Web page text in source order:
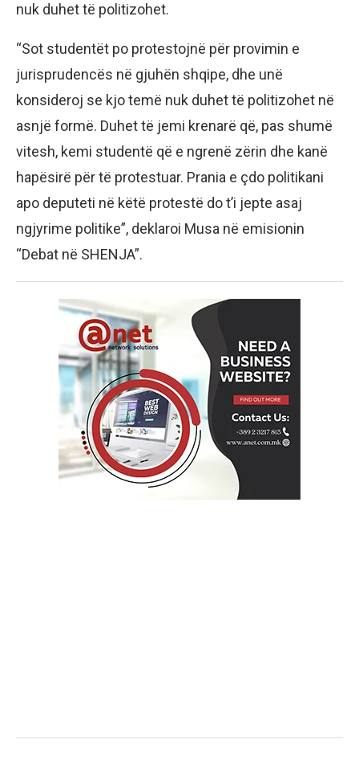
nuk duhet të politizohet.
“Sot studentët po protestojnë për provimin e
jurisprudencës në gjuhën shqipe, dhe unë
konsideroj se kjo temë nuk duhet të politizohet në
asnjë formë. Duhet të jemi krenarë që, pas shumë
vitesh, kemi studentë që e ngrenë zërin dhe kanë
hapësirë për të protestuar. Prania e çdo politikani
apo deputeti në këtë protestë do t’i jepte asaj
ngjyrime politike”, deklaroi Musa në emisionin
“Debat në SHENJA”.